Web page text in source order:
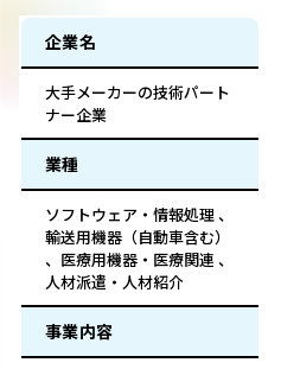
企業名
大手メーカーの技術パート
ナー企業
業種
ソフトウェア・情報処理 、
輸送用機器（自動車含む）
、医療用機器・医療関連 、
人材派遣・人材紹介
事業内容